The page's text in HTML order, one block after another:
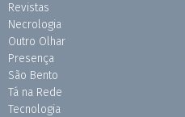
Revistas
Necrologia
Outro Olhar
Presença
São Bento
Tá na Rede
Tecnologia